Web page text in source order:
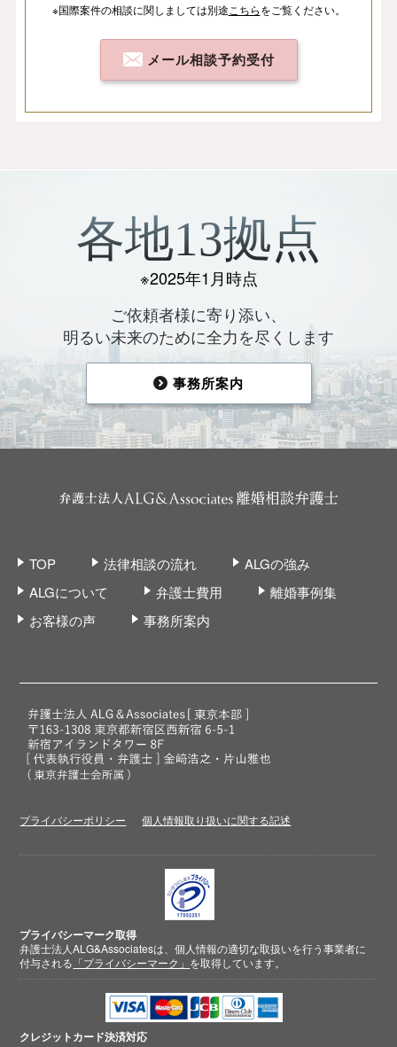
※国際案件の相談に関しましては別途 こちらをご覧ください。
メール相談予約受付
各地13拠点
※2025年1月時点
ご依頼者様に寄り添い、
明るい未来のために全力を尽くします
事務所案内
TOP 法律相談の流れ
ALGの強み
ALGについて
弁護士費用
離婚事例集
お客様の声
事務所案内
プライバシーポリシー 個人情報取り扱いに関する記述
プライバシーマーク取得
弁護士法人ALG&Associatesは、個人情報の適切な取扱いを行う事業者に
付与される 「プライバシーマーク」 を取得しています。
クレジットカード決済対応